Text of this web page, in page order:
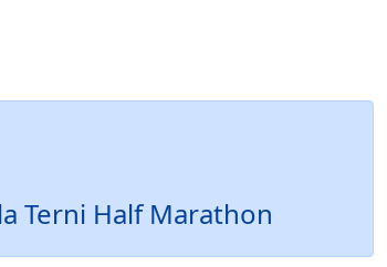
Terni Half Marathon